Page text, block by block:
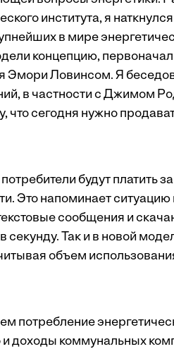
института, я
в мире
концепцию,
Эмори Ловинсом. Я
в частности с Джимом
что сегодня нужно
будут платить
Это напоминает
сообщения и
секунду. Так и в новой
объем
потребление
и доходы коммунальных